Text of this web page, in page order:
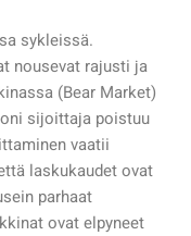
sykleissä.
nousevat rajusti ja
(Bear Market)
sijoittaja poistuu
vaatii
laskukaudet ovat
parhaat
ovat elpyneet